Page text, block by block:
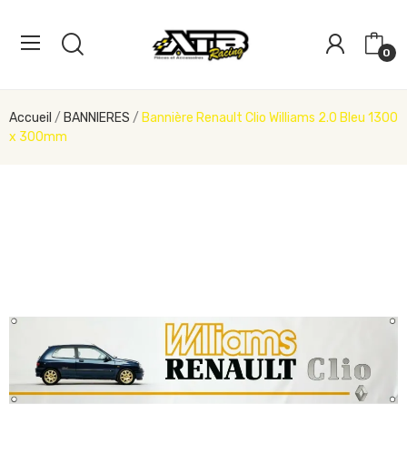
0
Accueil BANNIERES
Bannière Renault Clio Williams 2.0 Bleu 1300
x 300mm